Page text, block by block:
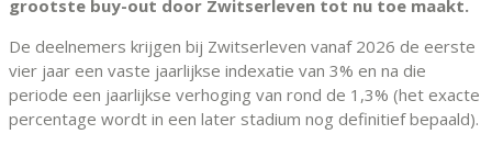
grootste buy-out door Zwitserleven tot nu toe maakt.
De deelnemers krijgen bij Zwitserleven vanaf 2026 de eerste
vier jaar een vaste jaarlijkse indexatie van 3% en na die
periode een jaarlijkse verhoging van rond de 1,3% (het exacte
percentage wordt in een later stadium nog definitief bepaald).